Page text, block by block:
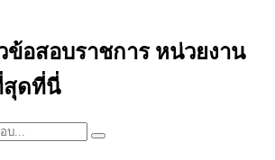
ข้อสอบราชการ หน่วยงาน
สุดที่นี่